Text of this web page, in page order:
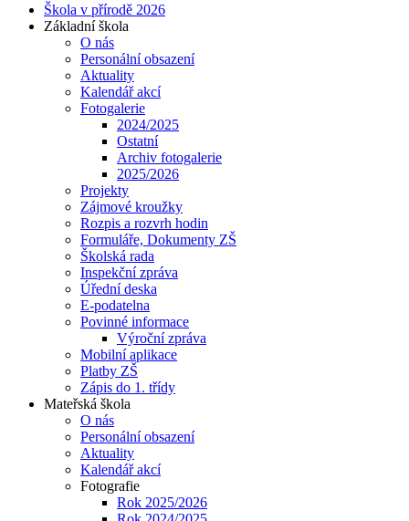
Škola v přírodě 2026
Základní škola
O nás
Personální obsazení
Aktuality
Kalendář akcí
Fotogalerie
2024/2025
Ostatní
Archiv fotogalerie
2025/2026
Projekty
Zájmové kroužky
Rozpis a rozvrh hodin
Formuláře, Dokumenty ZŠ
Školská rada
Inspekční zpráva
Úřední deska
E-podatelna
Povinné informace
Výroční zpráva
Mobilní aplikace
Platby ZŠ
Zápis do 1. třídy
Mateřská škola
O nás
Personální obsazení
Aktuality
Kalendář akcí
Fotografie
Rok 2025/2026